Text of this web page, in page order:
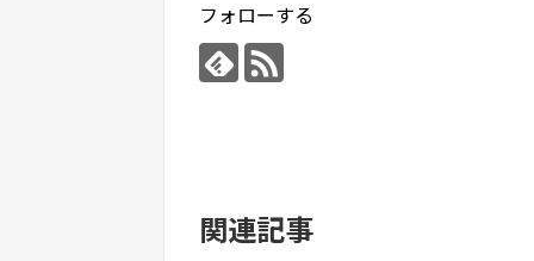
フォローする
関連記事